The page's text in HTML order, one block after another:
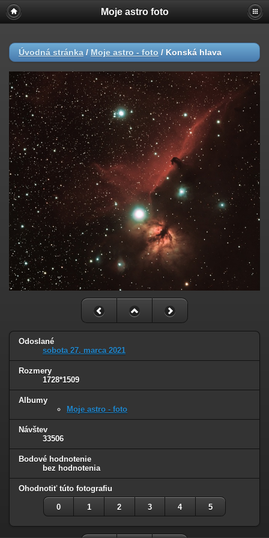
Moje astro foto
Úvodná stránka / Moje astro - foto / Konská hlava
Odoslané
sobota 27. marca 2021
Rozmery
1728*1509
Albumy
Moje astro - foto
Návštev
33506
Bodové hodnotenie
bez hodnotenia
Ohodnotiť túto fotografiu
0 1 2 3 4 5